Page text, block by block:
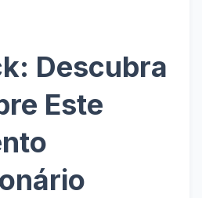
Descubra
Este